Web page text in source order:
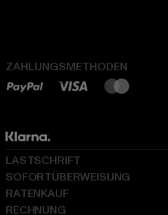
ZAHLUNGSMETHODEN
LASTSCHRIFT
SOFORTÜBERWEISUNG
RATENKAUF
RECHNUNG